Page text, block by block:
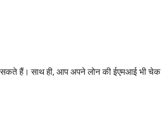
हैं। साथ ही, आप अपने लोन की ईएमआई भी चेक